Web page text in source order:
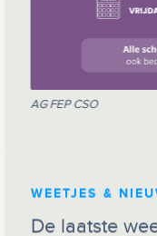
AG FEP CSO
WEETJES &
De laatste